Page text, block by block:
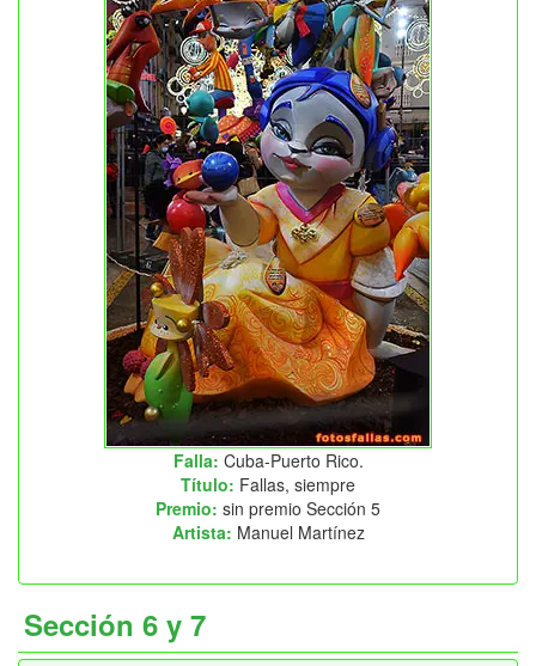
Falla: Cuba-Puerto Rico.
Título: Fallas, siempre
Premio: sin premio Sección 5
Artista: Manuel Martínez
Sección 6 y 7